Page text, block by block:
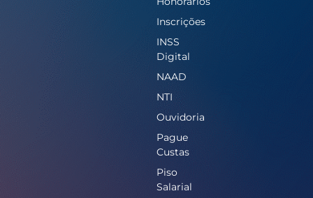
Inscrições
INSS
Digital
NAAD
NTI
Ouvidoria
Pague
Custas
Piso
Salarial